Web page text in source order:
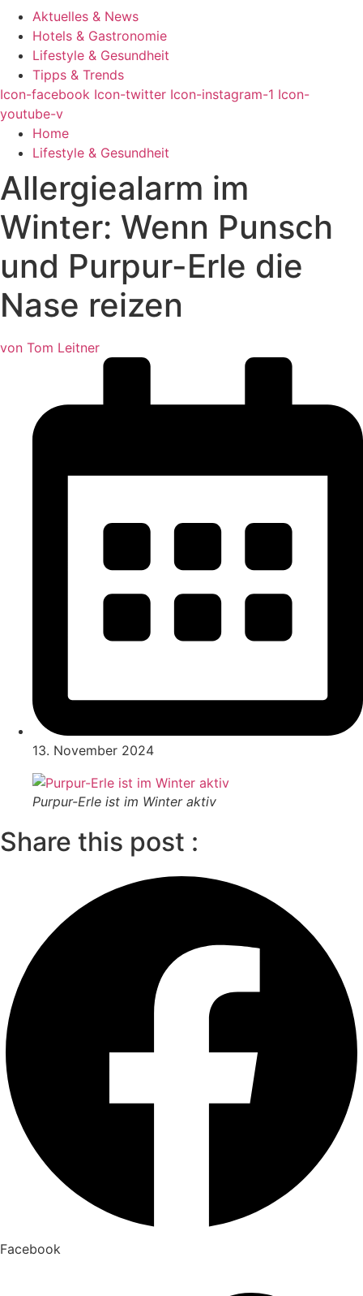
Aktuelles & News
Hotels & Gastronomie
Lifestyle & Gesundheit
Tipps & Trends
Icon-facebook Icon-twitter Icon-instagram-1 Icon-
youtube-v
Home
Lifestyle & Gesundheit
Allergiealarm im
Winter: Wenn Punsch
und Purpur-Erle die
Nase reizen
von Tom Leitner
13. November 2024
Purpur-Erle ist im Winter aktiv
Share this post :
Facebook